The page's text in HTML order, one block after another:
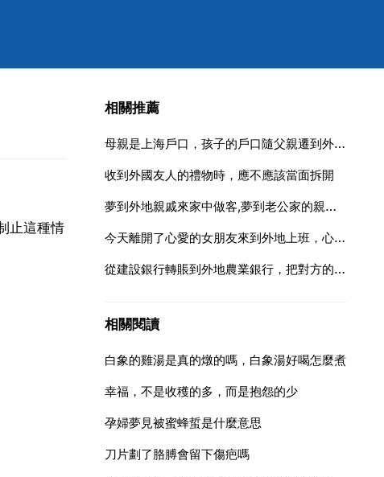
止這種情
相關推薦
母親是上海戶口，孩子的戶口隨父親遷到外地後，還能再遷回嗎
收到外國友人的禮物時，應不應該當面拆開
夢到外地親戚來家中做客,夢到老公家的親戚來家裡做客啥意思
今天離開了心愛的女朋友來到外地上班，心裡非常想念她，今天就打
從建設銀行轉賬到外地農業銀行，把對方的賬號輸入錯了，禮拜了錢還沒有退回來，該怎麼辦
相關閱讀
白象的雞湯是真的燉的嗎，白象湯好喝怎麼煮
幸福，不是收穫的多，而是抱怨的少
孕婦夢見被蜜蜂蜇是什麼意思
刀片劃了胳膊會留下傷疤嗎